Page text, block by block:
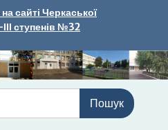
сайті Черкаської
ступенів №32